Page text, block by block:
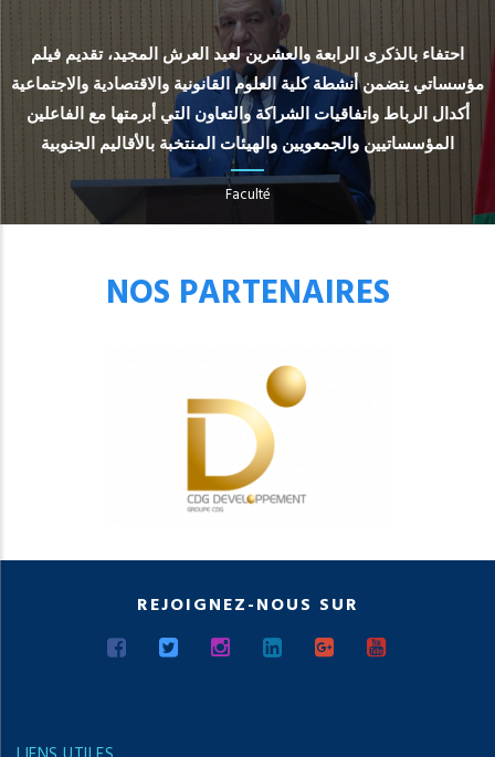
احتفاء بالذكرى الرابعة والعشرين لعيد العرش المجيد، تقديم فيلم
مؤسساتي يتضمن أنشطة كلية العلوم القانونية والاقتصادية والاجتماعية
أكدال الرباط واتفاقيات الشراكة والتعاون التي أبرمتها مع الفاعلين
المؤسساتيين والجمعويين والهيئات المنتخبة بالأقاليم الجنوبية
Faculté
NOS PARTENAIRES
REJOIGNEZ-NOUS SUR